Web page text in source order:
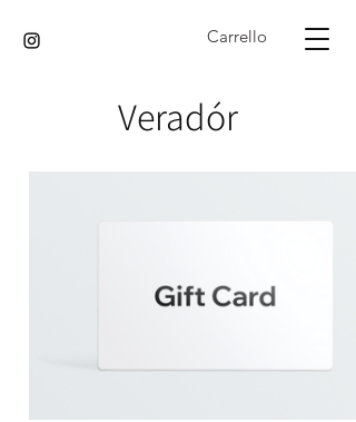
Veradór
Carrello